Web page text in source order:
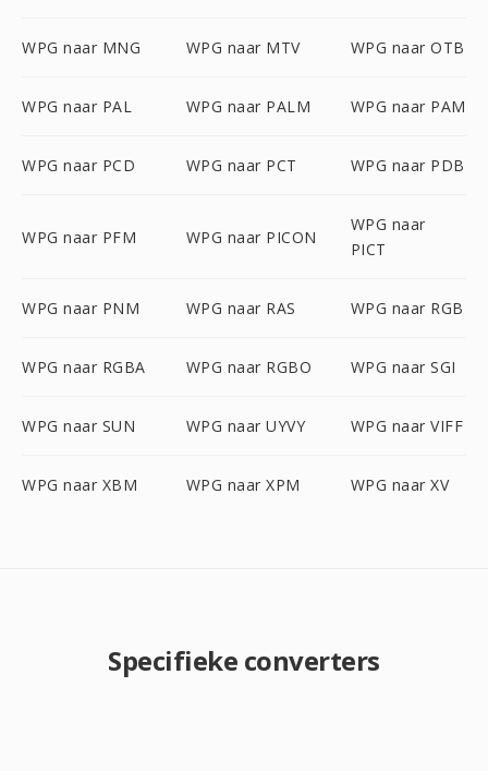
WPG naar MNG WPG naar MTV WPG naar OTB
WPG naar PAL WPG naar PALM WPG naar PAM
WPG naar PCD WPG naar PCT WPG naar PDB
WPG naar PFM WPG naar PICON
WPG naar
PICT
WPG naar PNM WPG naar RAS WPG naar RGB
WPG naar RGBA WPG naar RGBO WPG naar SGI
WPG naar SUN WPG naar UYVY WPG naar VIFF
WPG naar XBM WPG naar XPM WPG naar XV
Specifieke converters